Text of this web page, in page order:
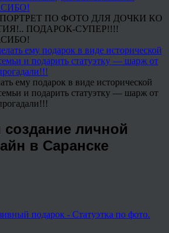
ПО ФОТО ДЛЯ ДОЧКИ КО
ПОДАРОК-СУПЕР!!!!
ему подарок в виде исторической
и подарить статуэтку — шарж от
создание личной
в Саранске
подарок - Статуэтка по фото.